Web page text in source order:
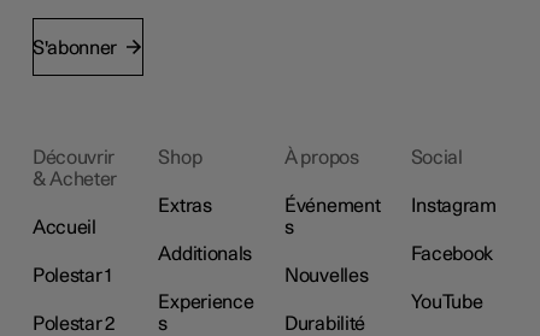
S'abonner
Découvrir
& Acheter
Accueil
Polestar 1
Polestar 2
Shop
Extras
Additionals
Experience
s
À propos
Événement
s
Nouvelles
Durabilité
Social
Instagram
Facebook
YouTube